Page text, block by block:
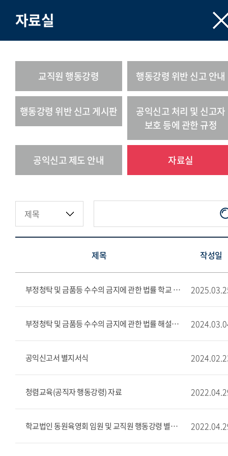
자료실
교직원 행동강령 행동강령 위반 신고 안내
행동강령 위반 신고 게시판
공익신고 처리 및 신고자
보호 등에 관한 규정
공익신고 제도 안내 자료실
제목 작성일
부정청탁 및 금품등 수수의 금지에 관한 법률 학교 및 학교법인 매뉴얼
부정청탁 및 금품등 수수의 금지에 관한 법률 해설집(2024)
공익신고서 별지서식
청렴교육(공직자 행동강령) 자료
학교법인 동원육영회 임원 및 교직원 행동강령 별지 서식